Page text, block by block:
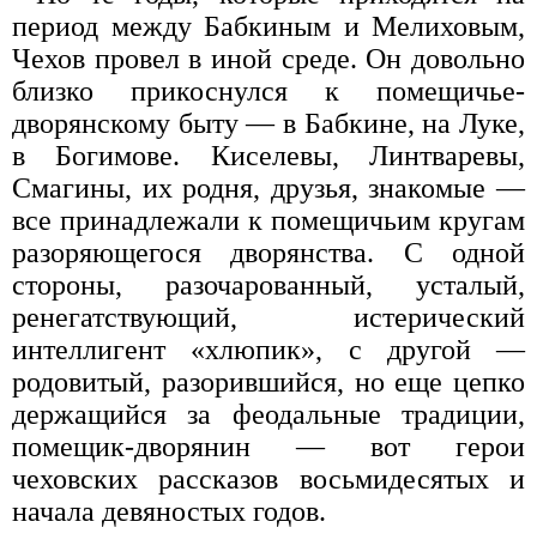
период между Бабкиным и Мелиховым,
Чехов провел в иной среде. Он довольно
близко прикоснулся к помещичье-
дворянскому быту — в Бабкине, на Луке,
в Богимове. Киселевы, Линтваревы,
Смагины, их родня, друзья, знакомые —
все принадлежали к помещичьим кругам
разоряющегося дворянства. С одной
стороны, разочарованный, усталый,
ренегатствующий, истерический
интеллигент «хлюпик», с другой —
родовитый, разорившийся, но еще цепко
держащийся за феодальные традиции,
помещик-дворянин — вот герои
чеховских рассказов восьмидесятых и
начала девяностых годов.